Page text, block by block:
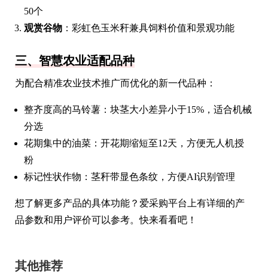
50个
观赏谷物 ：彩虹色玉米秆兼具饲料价值和景观功能
三、智慧农业适配品种
为配合精准农业技术推广而优化的新一代品种：
整齐度高的马铃薯：块茎大小差异小于15%，适合机械
分选
花期集中的油菜：开花期缩短至12天，方便无人机授
粉
标记性状作物：茎秆带显色条纹，方便AI识别管理
想了解更多产品的具体功能？爱采购平台上有详细的产
品参数和用户评价可以参考。快来看看吧！
其他推荐